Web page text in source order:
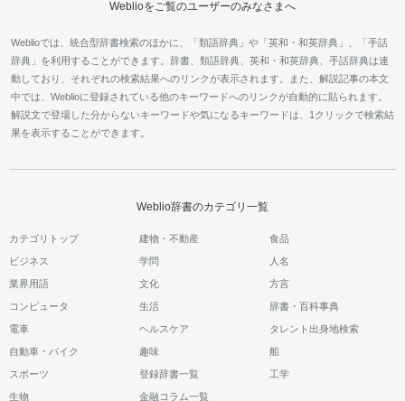
Weblioをご覧のユーザーのみなさまへ
Weblioでは、統合型辞書検索のほかに、「類語辞典」や「英和・和英辞典」、「手話
辞典」を利用することができます。辞書、類語辞典、英和・和英辞典、手話辞典は連
動しており、それぞれの検索結果へのリンクが表示されます。また、解説記事の本文
中では、Weblioに登録されている他のキーワードへのリンクが自動的に貼られます。
解説文で登場した分からないキーワードや気になるキーワードは、1クリックで検索結
果を表示することができます。
Weblio辞書のカテゴリ一覧
カテゴリトップ 建物・不動産 食品
ビジネス 学問 人名
業界用語 文化 方言
コンピュータ 生活 辞書・百科事典
電車 ヘルスケア タレント出身地検索
自動車・バイク 趣味 船
スポーツ 登録辞書一覧 工学
生物 金融コラム一覧